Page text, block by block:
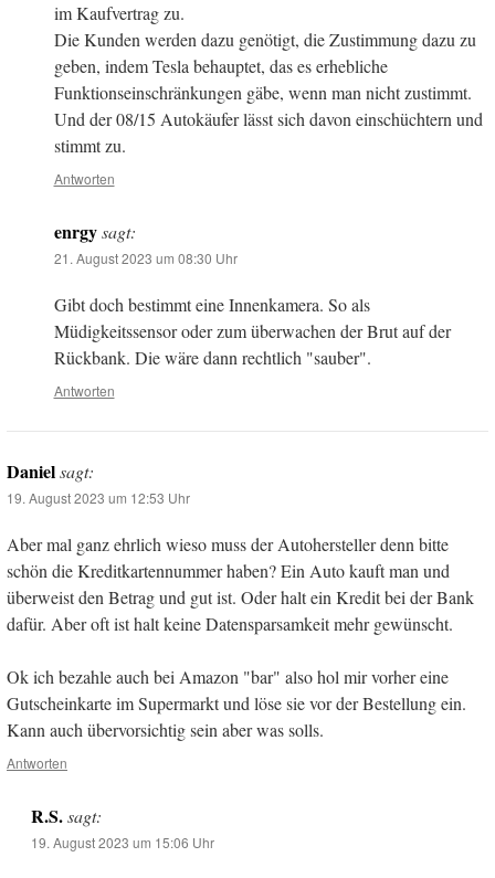
im Kaufvertrag zu.
Die Kunden werden dazu genötigt, die Zustimmung dazu zu
geben, indem Tesla behauptet, das es erhebliche
Funktionseinschränkungen gäbe, wenn man nicht zustimmt.
Und der 08/15 Autokäufer lässt sich davon einschüchtern und
stimmt zu.
Antworten
enrgy sagt:
21. August 2023 um 08:30 Uhr
Gibt doch bestimmt eine Innenkamera. So als
Müdigkeitssensor oder zum überwachen der Brut auf der
Rückbank. Die wäre dann rechtlich "sauber".
Antworten
Danielsagt:
19. August 2023 um 12:53 Uhr
Aber mal ganz ehrlich wieso muss der Autohersteller denn bitte
schön die Kreditkartennummer haben? Ein Auto kauft man und
überweist den Betrag und gut ist. Oder halt ein Kredit bei der Bank
dafür. Aber oft ist halt keine Datensparsamkeit mehr gewünscht.
Ok ich bezahle auch bei Amazon "bar" also hol mir vorher eine
Gutscheinkarte im Supermarkt und löse sie vor der Bestellung ein.
Kann auch übervorsichtig sein aber was solls.
Antworten
R.S. sagt:
19. August 2023 um 15:06 Uhr